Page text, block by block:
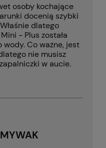
osoby kochające
docenią szybki
dlatego
- Plus została
Co ważne, jest
nie musisz
w aucie.